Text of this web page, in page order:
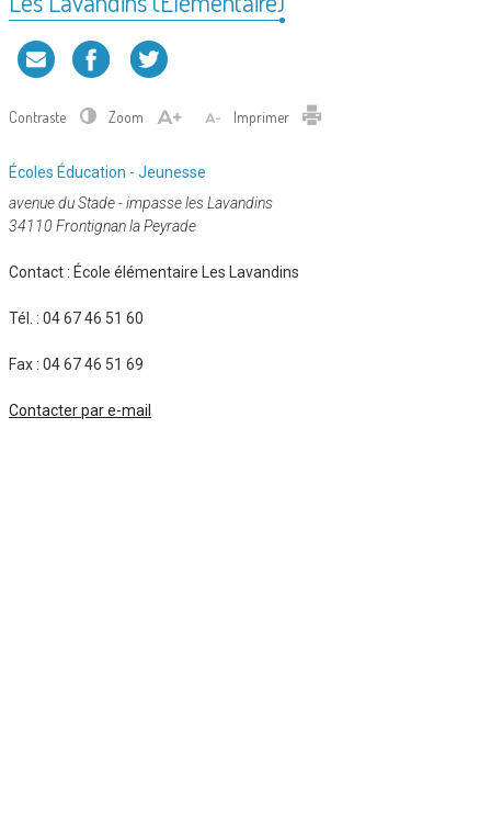
Contraste Zoom Imprimer
Catégorie
Écoles Éducation - Jeunesse
avenue du Stade - impasse les Lavandins
34110 Frontignan la Peyrade
Contact : École élémentaire Les Lavandins
Tél. : 04 67 46 51 60
Fax : 04 67 46 51 69
Contacter par e-mail